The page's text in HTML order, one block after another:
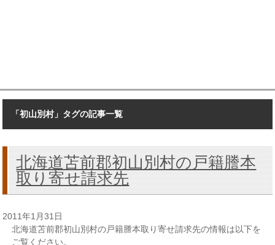
「初山別村」タグの記事一覧
北海道苫前郡初山別村の戸籍謄本
取り寄せ請求先
2011年1月31日
北海道苫前郡初山別村の戸籍謄本取り寄せ請求先の情報は以下を
ご覧ください。